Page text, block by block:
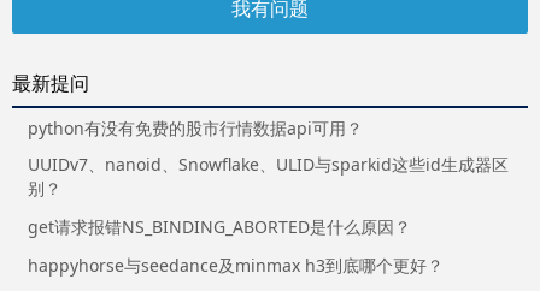
我有问题
最新提问
python有没有免费的股市行情数据api可用？
UUIDv7、nanoid、Snowflake、ULID与sparkid这些id生成器区
别？
get请求报错NS_BINDING_ABORTED是什么原因？
happyhorse与seedance及minmax h3到底哪个更好？